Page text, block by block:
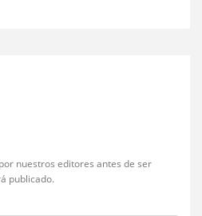
nuestros editores antes de ser
publicado.